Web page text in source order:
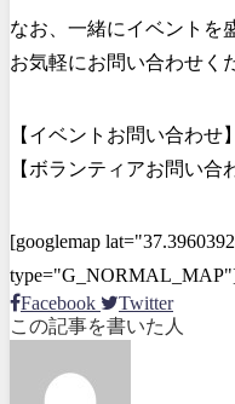
なお、一緒にイベントを
お気軽にお問い合わせく
【イベントお問い合わ
【ボランティアお問い
[googlemap
Facebook
Twitter
この記事を書いた人